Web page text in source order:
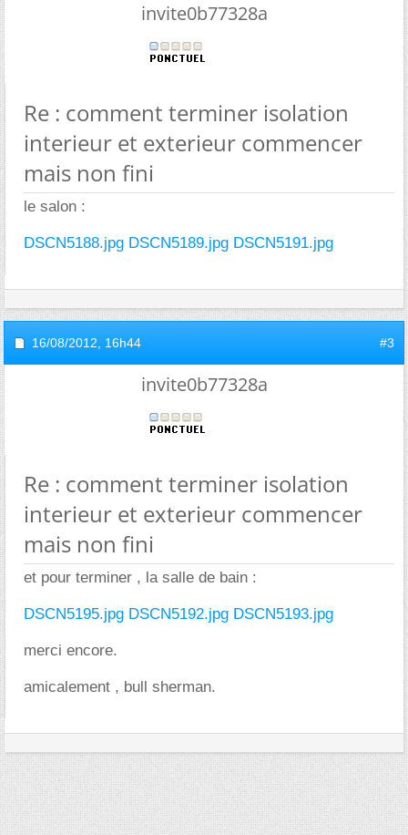
invite0b77328a
Re : comment terminer isolation
interieur et exterieur commencer
mais non fini
le salon :
DSCN5188.jpg DSCN5189.jpg DSCN5191.jpg
16/08/2012, 16h44 #3
invite0b77328a
Re : comment terminer isolation
interieur et exterieur commencer
mais non fini
et pour terminer , la salle de bain :
DSCN5195.jpg DSCN5192.jpg DSCN5193.jpg
merci encore.
amicalement , bull sherman.